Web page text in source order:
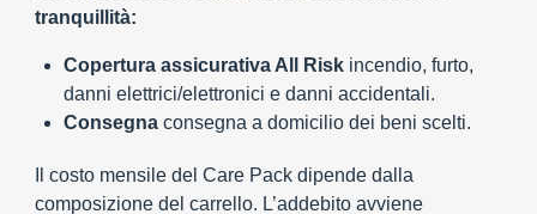
tranquillità:
Copertura assicurativa All Risk incendio, furto,
danni elettrici/elettronici e danni accidentali.
Consegna consegna a domicilio dei beni scelti.
Il costo mensile del Care Pack dipende dalla
composizione del carrello. L’addebito avviene